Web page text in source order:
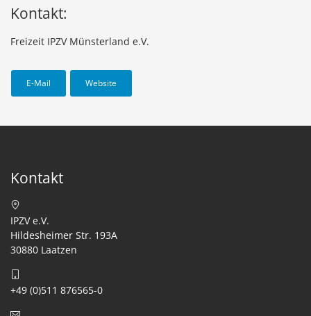
Kontakt:
Freizeit IPZV Münsterland e.V.
E-Mail Website
Kontakt
IPZV e.V.
Hildesheimer Str. 193A
30880 Laatzen
+49 (0)511 876565-0